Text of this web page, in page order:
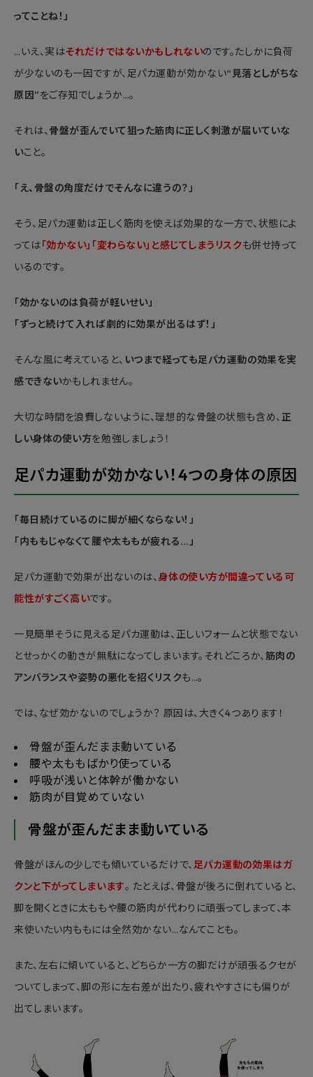
ってことね！」
…いえ、実はそれだけではないかもしれないのです。たしかに負荷
が少ないのも一因ですが、足パカ運動が効かない“見落としがちな
原因”をご存知でしょうか…。
それは、骨盤が歪んでいて狙った筋肉に正しく刺激が届いていな
いこと。
「え、骨盤の角度だけでそんなに違うの？」
そう、足パカ運動は正しく筋肉を使えば効果的な一方で、状態によ
っては「効かない」「変わらない」と感じてしまうリスクも併せ持って
いるのです。
「効かないのは負荷が軽いせい」
「ずっと続けて入れば劇的に効果が出るはず！」
そんな風に考えていると、 いつまで経っても足パカ運動の効果を実
感できないかもしれません。
大切な時間を浪費しないように、理想的な骨盤の状態も含め、正
しい身体の使い方を勉強しましょう！
足パカ運動が効かない！4つの身体の原因
「毎日続けているのに脚が細くならない！」
「内ももじゃなくて腰や太ももが疲れる…」
足パカ運動で効果が出ないのは、身体の使い方が間違っている可
能性がすごく高いです。
一見簡単そうに見える足パカ運動は、正しいフォームと状態でない
とせっかくの動きが無駄になってしまいます。それどころか、筋肉の
アンバランスや姿勢の悪化を招くリスクも…。
では、なぜ効かないのでしょうか？ 原因は、大きく4つあります！
骨盤が歪んだまま動いている
腰や太ももばかり使っている
呼吸が浅いと体幹が働かない
筋肉が目覚めていない
骨盤が歪んだまま動いている
骨盤がほんの少しでも傾いているだけで、 足パカ運動の効果はガ
クンと下がってしまいます。 たとえば、骨盤が後ろに倒れていると、
脚を開くときに太ももや腰の筋肉が代わりに頑張ってしまって、本
来使いたい内ももには全然効かない…なんてことも。
また、左右に傾いていると、どちらか一方の脚だけが頑張るクセが
ついてしまって、脚の形に左右差が出たり、疲れやすさにも偏りが
出てしまいます。